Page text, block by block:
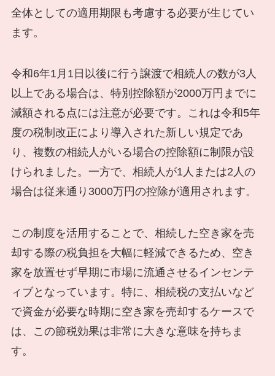
全体としての適用期限も考慮する必要が生じてい
ます。
令和6年1月1日以後に行う譲渡で相続人の数が3人
以上である場合は、特別控除額が2000万円までに
減額される点には注意が必要です。これは令和5年
度の税制改正により導入された新しい規定であ
り、複数の相続人がいる場合の控除額に制限が設
けられました。一方で、相続人が1人または2人の
場合は従来通り3000万円の控除が適用されます。
この制度を活用することで、相続した空き家を売
却する際の税負担を大幅に軽減できるため、空き
家を放置せず早期に市場に流通させるインセンテ
ィブとなっています。特に、相続税の支払いなど
で資金が必要な時期に空き家を売却するケースで
は、この節税効果は非常に大きな意味を持ちま
す。